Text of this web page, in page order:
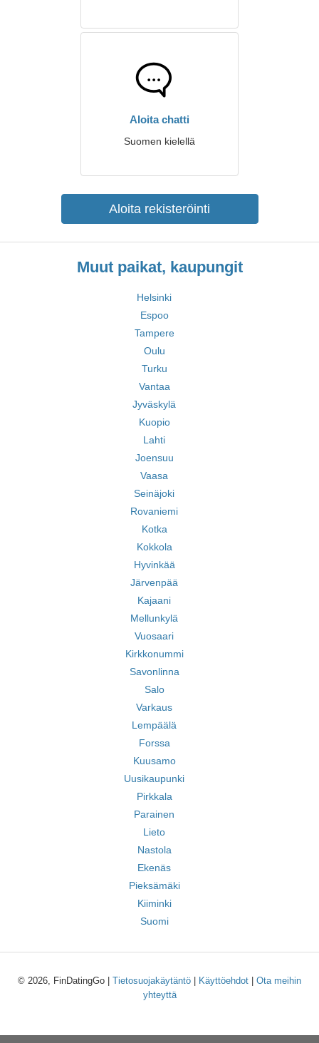
Aloita chatti
Suomen kielellä
Aloita rekisteröinti
Muut paikat, kaupungit
Helsinki
Espoo
Tampere
Oulu
Turku
Vantaa
Jyväskylä
Kuopio
Lahti
Joensuu
Vaasa
Seinäjoki
Rovaniemi
Kotka
Kokkola
Hyvinkää
Järvenpää
Kajaani
Mellunkylä
Vuosaari
Kirkkonummi
Savonlinna
Salo
Varkaus
Lempäälä
Forssa
Kuusamo
Uusikaupunki
Pirkkala
Parainen
Lieto
Nastola
Ekenäs
Pieksämäki
Kiiminki
Suomi
© 2026, FinDatingGo | Tietosuojakäytäntö Käyttöehdot
Ota meihin
yhteyttä